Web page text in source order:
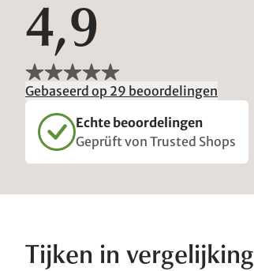
4,9
Gebaseerd op 29 beoordelingen
Echte beoordelingen
Geprüft von Trusted Shops
Tijken in vergelijking